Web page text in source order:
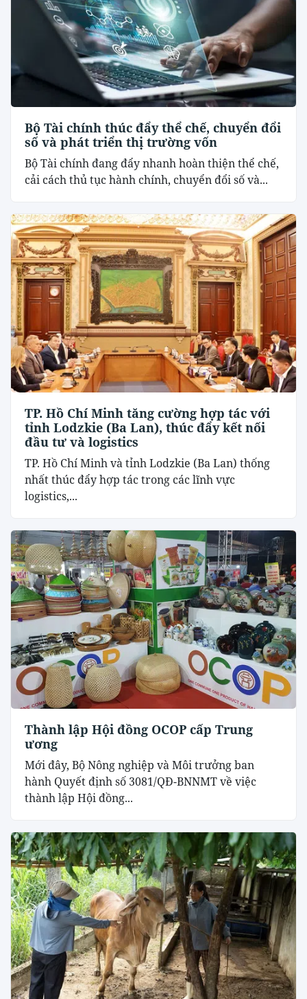
Bộ Tài chính thúc đẩy thể chế, chuyển đổi
số và phát triển thị trường vốn
Bộ Tài chính đang đẩy nhanh hoàn thiện thể chế,
cải cách thủ tục hành chính, chuyển đổi số và...
TP. Hồ Chí Minh tăng cường hợp tác với
tỉnh Lodzkie (Ba Lan), thúc đẩy kết nối
đầu tư và logistics
TP. Hồ Chí Minh và tỉnh Lodzkie (Ba Lan) thống
nhất thúc đẩy hợp tác trong các lĩnh vực
logistics,...
Thành lập Hội đồng OCOP cấp Trung
ương
Mới đây, Bộ Nông nghiệp và Môi trưởng ban
hành Quyết định số 3081/QĐ-BNNMT về việc
thành lập Hội đồng...